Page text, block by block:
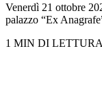
Venerdì 21 ottobre
palazzo “Ex
1 MIN DI LETTURA